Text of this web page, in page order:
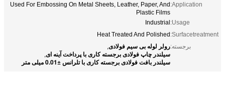
Application:
Used For Embossing On Metal Sheets, Leather, Paper, And
Plastic Films
Usage:
Industrial
Surfacetreatment:
Heat Treated And Polished
برجسته:رولر لوله بی سیم فولادی,
سیلندر چاپ فولادی برجسته کاری با پرداخت آینه ای,
سیلندر بافت فولادی برجسته کاری با تلرانس ±0.01 میلی متر